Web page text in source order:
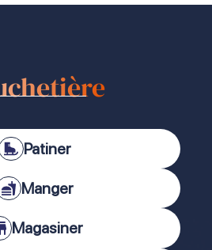
Patiner
Manger
Magasiner